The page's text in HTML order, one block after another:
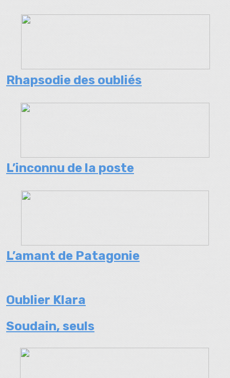
Rhapsodie des oubliés
L’inconnu de la poste
L’amant de Patagonie
Oublier Klara
Soudain, seuls